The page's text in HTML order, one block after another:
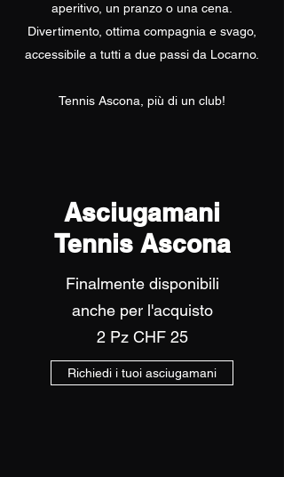
aperitivo, un pranzo o una cena.
Divertimento, ottima compagnia e svago,
accessibile a tutti a due passi da Locarno.
Tennis Ascona, più di un club!
Asciugamani
Tennis Ascona
Finalmente disponibili
anche per l'acquisto
2 Pz CHF 25
Richiedi i tuoi asciugamani